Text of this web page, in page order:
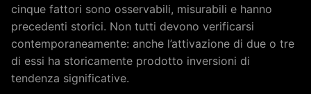
cinque fattori sono osservabili, misurabili e hanno
precedenti storici. Non tutti devono verificarsi
contemporaneamente: anche l’attivazione di due o tre
di essi ha storicamente prodotto inversioni di
tendenza significative.